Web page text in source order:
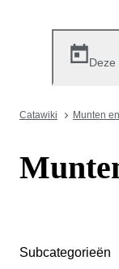
Deze
Catawiki Munten
Subcategorieën